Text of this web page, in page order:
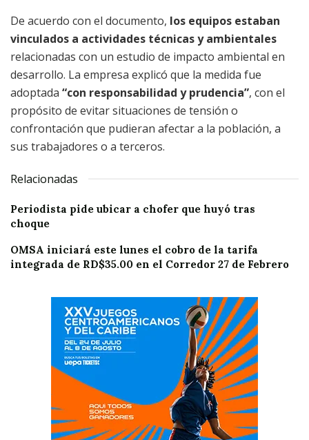
De acuerdo con el documento, los equipos estaban
vinculados a actividades técnicas y ambientales
relacionadas con un estudio de impacto ambiental en
desarrollo. La empresa explicó que la medida fue
adoptada “con responsabilidad y prudencia”, con el
propósito de evitar situaciones de tensión o
confrontación que pudieran afectar a la población, a
sus trabajadores o a terceros.
Relacionadas
Periodista pide ubicar a chofer que huyó tras
choque
OMSA iniciará este lunes el cobro de la tarifa
integrada de RD$35.00 en el Corredor 27 de Febrero